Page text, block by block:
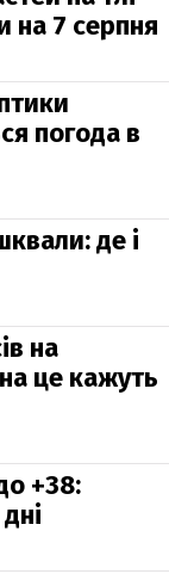
на 7 серпня
погода в
де і
на
це кажуть
+38: